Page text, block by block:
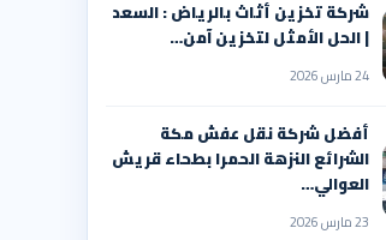
شركة تخزين أثاث بالرياض : السعد
| الحل الأمثل لتخزين آمن…
24 مارس 2026
أفضل شركة نقل عفش مكة
الشرائع النزهة الحمرا بطحاء قريش
العوالي…
23 مارس 2026